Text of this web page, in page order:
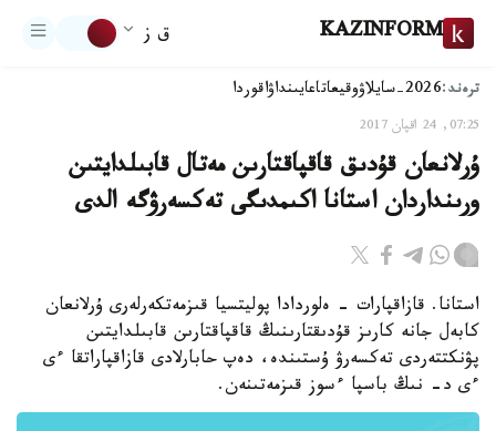
KAZINFORM ق ز
ترەند:2026-سايلاۋ وقيعاتاعايىنداۋاقوردا
07:25, 24 اقپان 2017
ۇرلانعان قۇدىق قاقپاقتارىن مەتال قابىلدايتىن
ورىنداردان استانا اكىمدىگى تەكسەرۋگە الدى
استانا. قازاقپارات - ەلوردادا پوليتسيا قىزمەتكەرلەرى ۇرلانعان
كابەل جانە كارىز قۇدىقتارىنىڭ قاقپاقتارىن قابىلدايتىن
پۋنكتتەردى تەكسەرۋ ۇستىندە، دەپ حابارلادى قازاقپاراتقا ءى
ءى د- نىڭ باسپا ءسوز قىزمەتىنەن.